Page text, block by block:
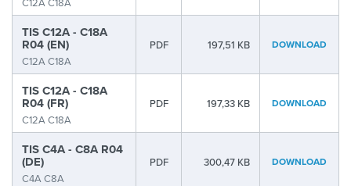
TIS C12A - C18A
R04 (EN)
C12A C18A
PDF 197,51 KB DOWNLOAD
TIS C12A - C18A
R04 (FR)
C12A C18A
PDF 197,33 KB DOWNLOAD
TIS C4A - C8A R04
(DE)
C4A C8A
PDF 300,47 KB DOWNLOAD